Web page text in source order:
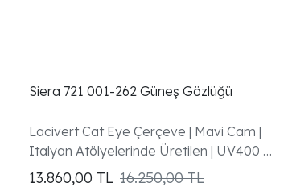
Siera 721 001-262 Güneş Gözlüğü
Lacivert Cat Eye Çerçeve | Mavi Cam |
Italyan Atölyelerinde Üretilen | UV400 |
Garanti Dahil
13.860,00 TL 16.250,00 TL